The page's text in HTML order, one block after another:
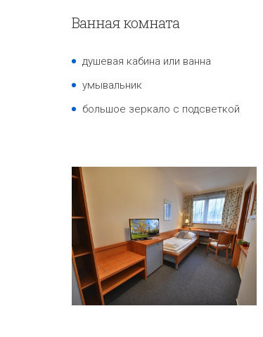
Ванная комната
душевая кабина или ванна
умывальник
большое зеркало с подсветкой